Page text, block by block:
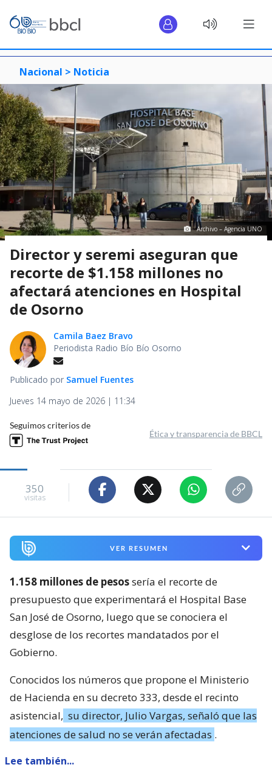
Nacional > Noticia
Archivo – Agencia UNO
Director y seremi aseguran que
recorte de $1.158 millones no
afectará atenciones en Hospital
de Osorno
Camila Baez Bravo
Periodista Radio Bío Bío Osorno
Publicado por Samuel Fuentes
Jueves 14 mayo de 2026 | 11:34
Seguimos criterios de
Ética y transparencia de BBCL
350
visitas
VER RESUMEN
1.158 millones de pesossería el recorte de
presupuesto que experimentará el Hospital Base
San José de Osorno, luego que se conociera el
desglose de los recortes mandatados por el
Gobierno.
Conocidos los números que propone el Ministerio
de Hacienda en su decreto 333, desde el recinto
asistencial, su director, Julio Vargas, señaló que las
atenciones de salud no se verán afectadas .
Lee también...